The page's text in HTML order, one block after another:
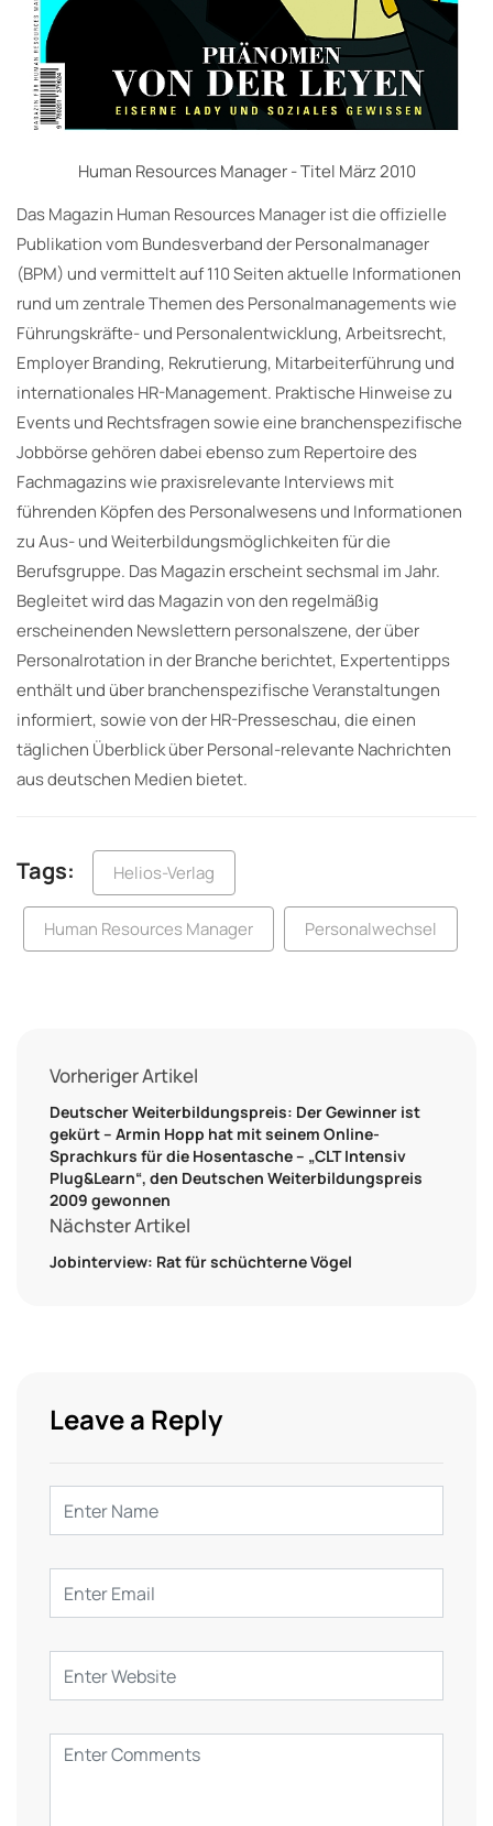
Human Resources Manager - Titel März 2010
Das Magazin Human Resources Manager ist die offizielle
Publikation vom Bundesverband der Personalmanager
(BPM) und vermittelt auf 110 Seiten aktuelle Informationen
rund um zentrale Themen des Personalmanagements wie
Führungskräfte- und Personalentwicklung, Arbeitsrecht,
Employer Branding, Rekrutierung, Mitarbeiterführung und
in­ter­natio­nales HR-Management. Praktische Hinweise zu
Events und Rechtsfragen sowie eine branchenspezifische
Jobbörse gehören dabei ebenso zum Repertoire des
Fachmagazins wie praxisrelevante Interviews mit
führenden Köpfen des Personalwesens und Informationen
zu Aus- und Weiterbildungsmöglichkeiten für die
Berufsgruppe. Das Magazin erscheint sechsmal im Jahr.
Begleitet wird das Magazin von den regelmäßig
erscheinenden Newslettern personalszene, der über
Personalrotation in der Branche berichtet, Expertentipps
enthält und über branchenspezifische Veranstaltungen
informiert, sowie von der HR-Presseschau, die einen
täglichen Überblick über Personal-relevante Nachrichten
aus deutschen Medien bietet.
Tags: Helios-Verlag
Human Resources Manager Personalwechsel
Vorheriger Artikel
Deutscher Weiterbildungspreis: Der Gewinner ist
gekürt – Armin Hopp hat mit seinem Online-
Sprachkurs für die Hosentasche – „CLT Intensiv
Plug&Learn“, den Deutschen Weiterbildungspreis
2009 gewonnen
Nächster Artikel
Jobinterview: Rat für schüchterne Vögel
Leave a Reply